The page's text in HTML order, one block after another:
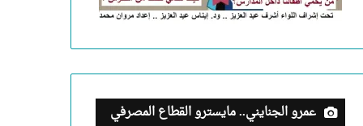
عمرو الجنايني.. مايسترو القطاع المصرفي